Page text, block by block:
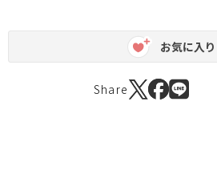
お気に入り
Share